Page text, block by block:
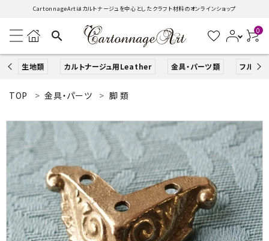
CartonnageArtはカルトナージュを中心としたクラフト材料のオンラインショップ
search 0
生地類 カルトナージュ用Leather 金具・パーツ類 フルキッ
ACCOUNT MENU
ようこそ ゲスト 様
ログイン 新規会員登録
生地類
TOP 金具・パーツ 脚 類